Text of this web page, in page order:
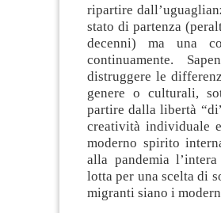
ripartire
stato di partenza
decenni) ma una
continuamente.
distruggere le
genere o culturali,
partire dalla libertà
creatività individuale
moderno spirito
alla pandemia
lotta per una scelta di
migranti siano i